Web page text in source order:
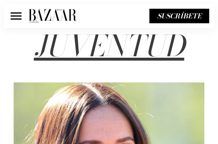
Menú SUSCRÍBETE
JUVENTUD